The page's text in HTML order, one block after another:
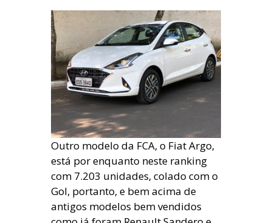
Outro modelo da FCA, o Fiat Argo,
está por enquanto neste ranking
com 7.203 unidades, colado com o
Gol, portanto, e bem acima de
antigos modelos bem vendidos